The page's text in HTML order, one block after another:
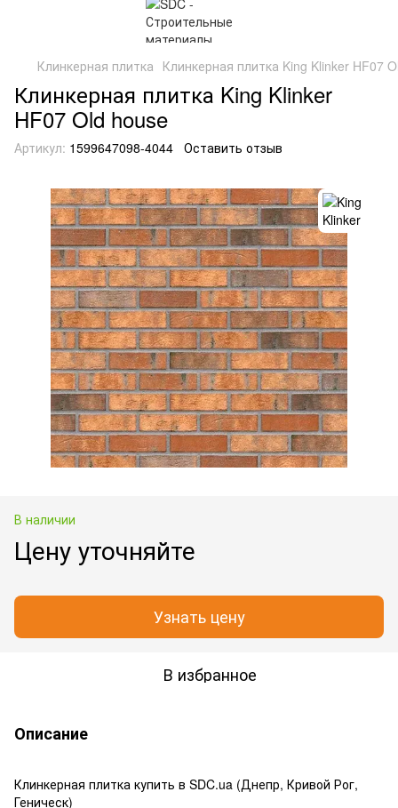
Клинкерная плитка Клинкерная плитка King Klinker HF07
Клинкерная плитка King Klinker
HF07 Old house
Артикул: 1599647098-4044 Оставить отзыв
В наличии
Цену уточняйте
Узнать цену
В избранное
Описание
Клинкерная плитка купить в SDC.ua (Днепр, Кривой Рог,
Геническ)